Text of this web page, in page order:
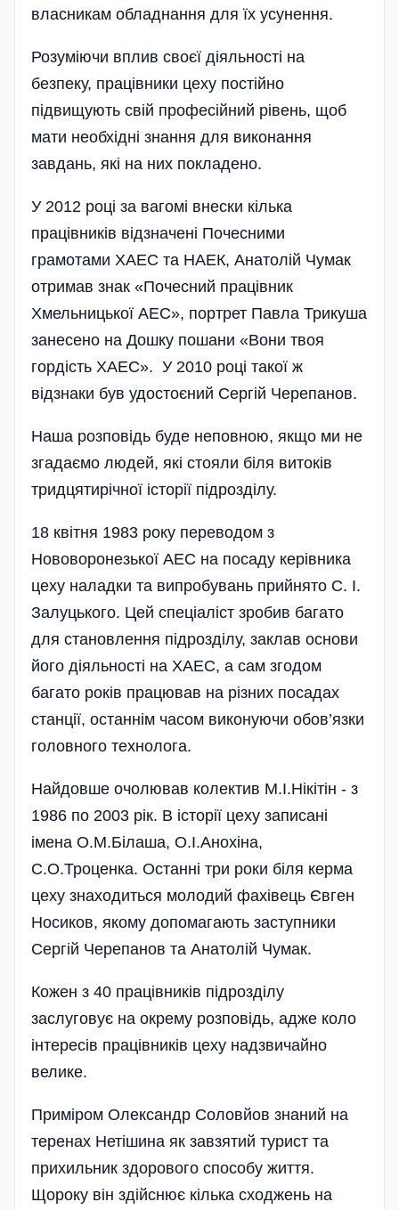
власникам обладнання для їх усунення.
Розуміючи вплив своєї діяльності на
безпеку, працівники цеху постійно
підвищують свій професійний рівень, щоб
мати необхідні знання для виконання
завдань, які на них покладено.
У 2012 році за вагомі внески кілька
працівників відзначені Почесними
грамотами ХАЕС та НАЕК, Анатолій Чумак
отримав знак «Почесний працівник
Хмельницької АЕС», портрет Павла Трикуша
занесено на Дошку пошани «Вони твоя
гордість ХАЕС». У 2010 році такої ж
відзнаки був удостоєний Сергій Черепанов.
Наша розповідь буде неповною, якщо ми не
згадаємо людей, які стояли біля витоків
тридцятирічної історії підрозділу.
18 квітня 1983 року переводом з
Нововоронезької АЕС на посаду керівника
цеху наладки та випробувань прийнято С. І.
Залуцького. Цей спеціаліст зробив багато
для становлення підрозділу, заклав основи
його діяльності на ХАЕС, а сам згодом
багато років працював на різних посадах
станції, останнім часом виконуючи обов’язки
головного технолога.
Найдовше очолював колектив М.І.Нікітін - з
1986 по 2003 рік. В історії цеху записані
імена О.М.Білаша, О.І.Анохіна,
С.О.Троценка. Останні три роки біля керма
цеху знаходиться молодий фахівець Євген
Носиков, якому допомагають заступники
Сергій Черепанов та Анатолій Чумак.
Кожен з 40 працівників підрозділу
заслуговує на окрему розповідь, адже коло
інтересів працівників цеху надзвичайно
велике.
Приміром Олександр Соловйов знаний на
теренах Нетішина як завзятий турист та
прихильник здорового способу життя.
Щороку він здійснює кілька сходжень на